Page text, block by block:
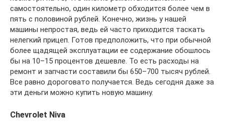
самостоятельно, один километр обходится более чем в
пять с половиной рублей. Конечно, жизнь у нашей
машины непростая, ведь ей часто приходится таскать
нелегкий прицеп. Готов предположить, что при обычной
более щадящей эксплуатации ее содержание обошлось
бы на 10–15 процентов дешевле. То есть расходы на
ремонт и запчасти составили бы 650–700 тысяч рублей.
Все равно дороговато получается. Ведь сегодня даже за
эти деньги можно купить новую машину.
Chevrolet Niva